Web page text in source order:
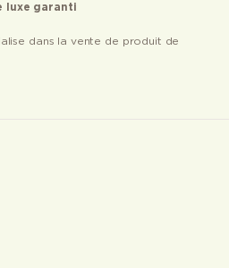
luxe garanti
dans la vente de produit de